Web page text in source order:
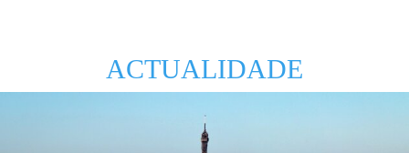
ACTUALIDADE